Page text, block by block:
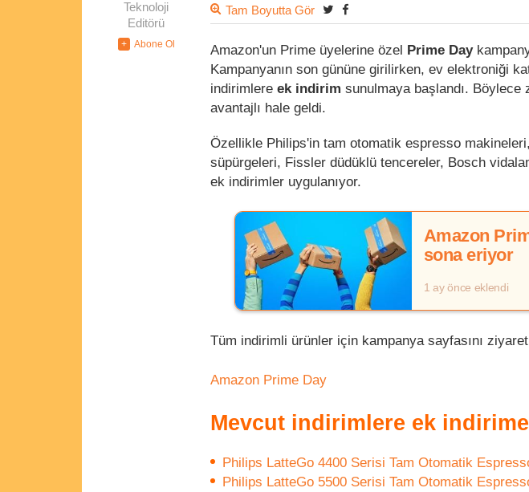
Teknoloji
Editörü
Tam Boyutta Gör
Amazon'un Prime üyelerine özel Prime Day
Kampanyanın son gününe girilirken, ev elektroniği
indirimlere ek indirim sunulmaya başlandı.
avantajlı hale geldi.
Özellikle Philips'in tam otomatik espresso
süpürgeleri, Fissler düdüklü tencereler, Bosch
ek indirimler uygulanıyor.
Amazon
sona eriyor
1 ay önce eklendi
Tüm indirimli ürünler için kampanya sayfasını
Amazon Prime Day
Mevcut indirimlere ek
Philips LatteGo 4400 Serisi Tam Otomatik
Philips LatteGo 5500 Serisi Tam Otomatik